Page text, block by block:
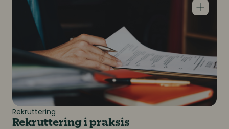
Rekruttering
Rekruttering i praksis